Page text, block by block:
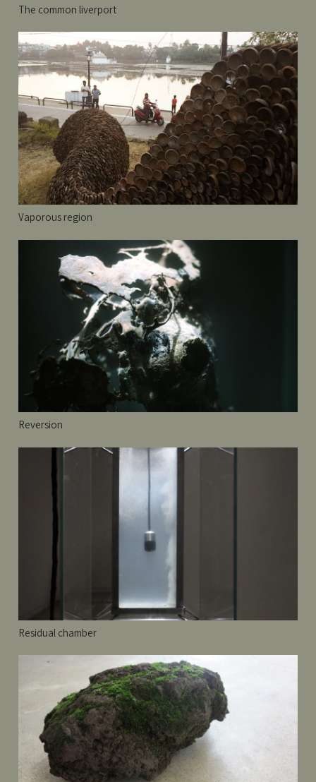
The common liverport
Vaporous region
Reversion
Residual chamber